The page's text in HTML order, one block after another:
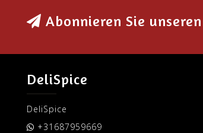
Abonnieren Sie
DeliSpice
DeliSpice
+31687959669